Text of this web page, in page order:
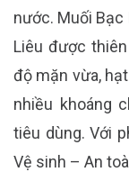
nước. Muối
Liêu được
độ mặn vừa,
nhiều khoáng
tiêu dùng. Với
Vệ sinh – An